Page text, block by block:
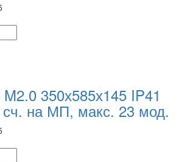
350х585х145 IP41
на МП, макс. 23 мод.